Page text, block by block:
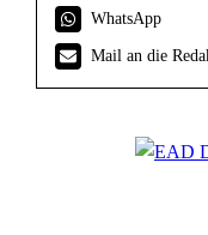
WhatsApp
Mail an die